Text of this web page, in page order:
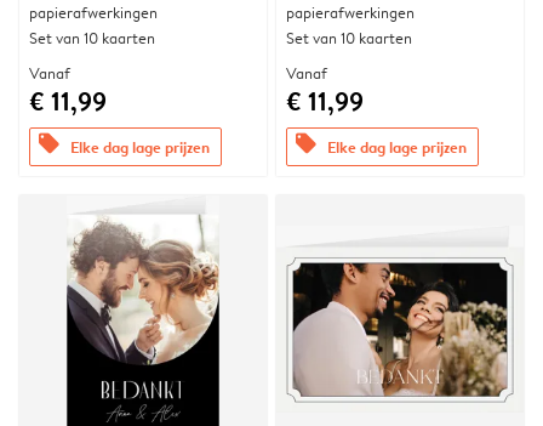
papierafwerkingen
Set van 10 kaarten
Vanaf
€ 11,99
offers Elke dag lage prijzen
papierafwerkingen
Set van 10 kaarten
Vanaf
€ 11,99
offers Elke dag lage prijzen